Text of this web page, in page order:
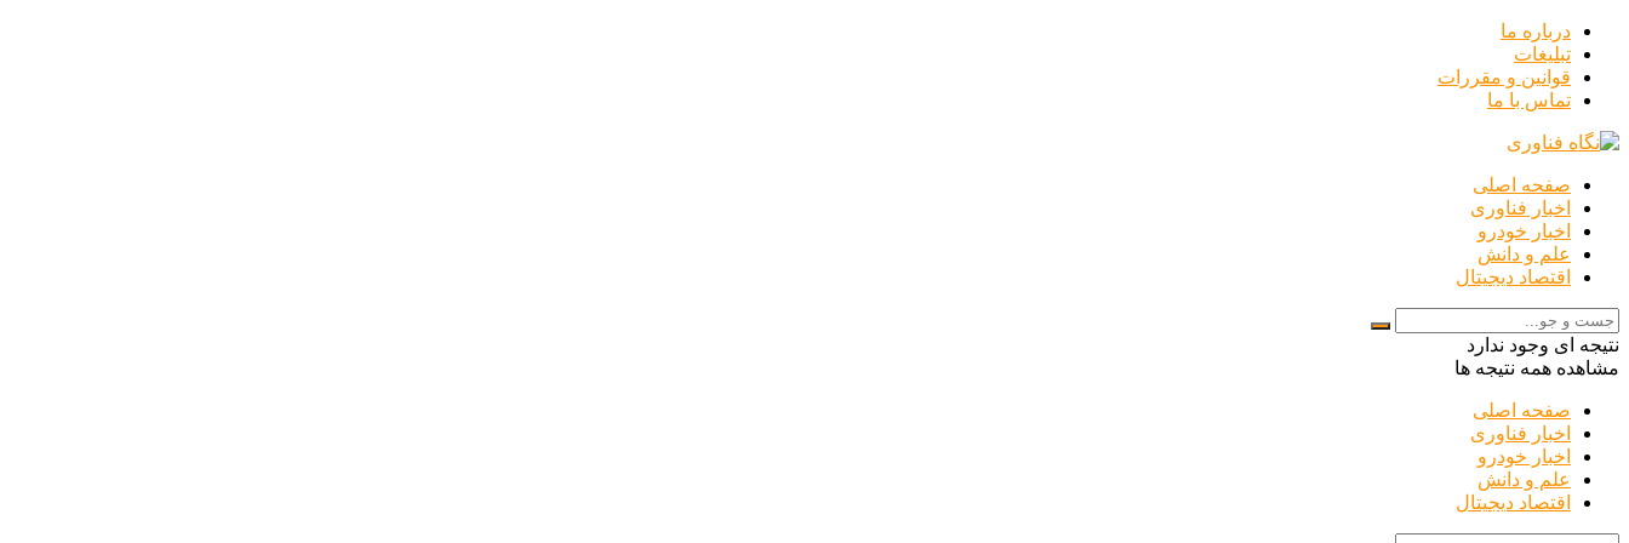
درباره ما
تبلیغات
قوانین و مقررات
تماس با ما
صفحه اصلی
اخبار فناوری
اخبار خودرو
علم و دانش
اقتصاد دیجیتال
نتیجه ای وجود ندارد
مشاهده همه نتیجه ها
صفحه اصلی
اخبار فناوری
اخبار خودرو
علم و دانش
اقتصاد دیجیتال